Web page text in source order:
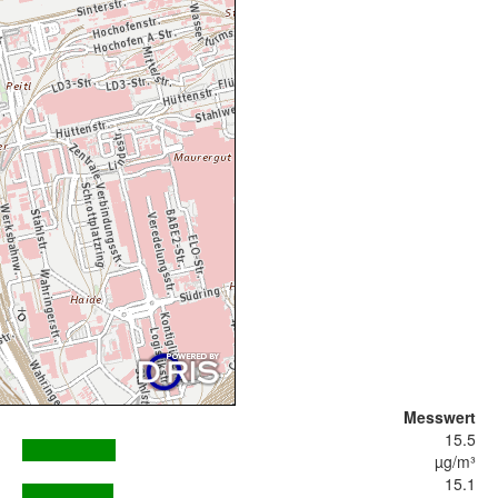
Messwert
15.5
µg/m³
15.1